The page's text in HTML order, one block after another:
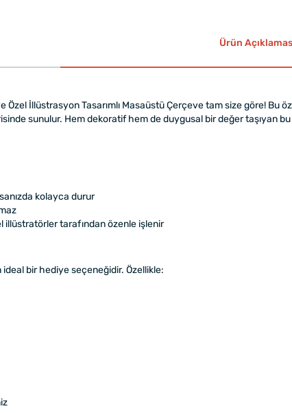
Ürün
Özel İllüstrasyon Tasarımlı Masaüstü Çerçeve tam size göre! Bu
sunulur. Hem dekoratif hem de duygusal bir değer taşıyan
kolayca durur
tarafından özenle işlenir
ideal bir hediye seçeneğidir. Özellikle: